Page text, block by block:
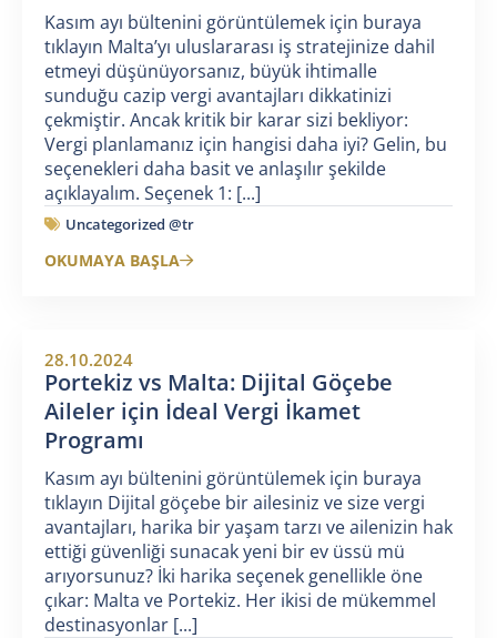
Kasım ayı bültenini görüntülemek için buraya
tıklayın Malta’yı uluslararası iş stratejinize dahil
etmeyi düşünüyorsanız, büyük ihtimalle
sunduğu cazip vergi avantajları dikkatinizi
çekmiştir. Ancak kritik bir karar sizi bekliyor:
Vergi planlamanız için hangisi daha iyi? Gelin, bu
seçenekleri daha basit ve anlaşılır şekilde
açıklayalım. Seçenek 1: [...]
Uncategorized @tr
OKUMAYA BAŞLA
28.10.2024
Portekiz vs Malta: Dijital Göçebe
Aileler için İdeal Vergi İkamet
Programı
Kasım ayı bültenini görüntülemek için buraya
tıklayın Dijital göçebe bir ailesiniz ve size vergi
avantajları, harika bir yaşam tarzı ve ailenizin hak
ettiği güvenliği sunacak yeni bir ev üssü mü
arıyorsunuz? İki harika seçenek genellikle öne
çıkar: Malta ve Portekiz. Her ikisi de mükemmel
destinasyonlar [...]